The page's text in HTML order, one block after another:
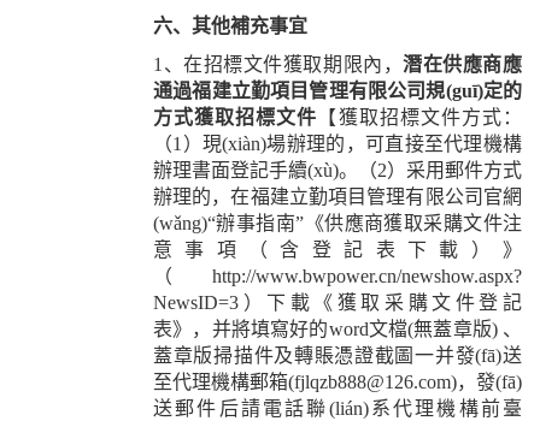
六、其他補充事宜
1、在招標文件獲取期限內，潛在供應商應
通過福建立勤項目管理有限公司規(guī)定的
方式獲取招標文件 【獲取招標文件方式：
（1）現(xiàn)場辦理的，可直接至代理機構
辦理書面登記手續(xù)。（2）采用郵件方式
辦理的，在福建立勤項目管理有限公司官網
(wǎng)“辦事指南”《供應商獲取采購文件注
意事項（含登記表下載）》
（http://www.bwpower.cn/newshow.aspx?
NewsID=3）下載《獲取采購文件登記
表》，并將填寫好的word文檔(無蓋章版) 、
蓋章版掃描件及轉賬憑證截圖一并發(fā)送
至代理機構郵箱(fjlqzb888@126.com)，發(fā)
送郵件后請電話聯(lián)系代理機構前臺